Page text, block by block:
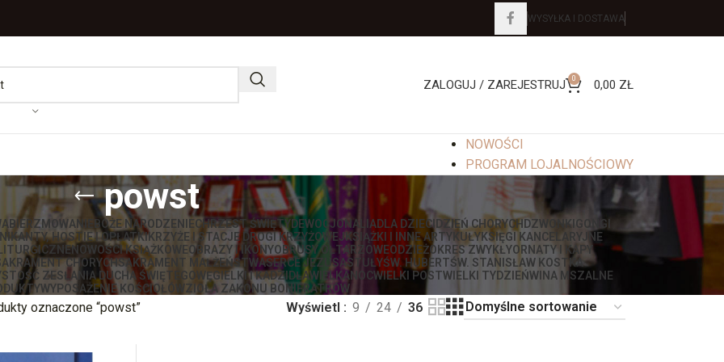
WYSYŁKA I DOSTAWA
ZALOGUJ / ZAREJESTRUJ 0 0,00 ZŁ
NOWOŚCI
PROGRAM LOJALNOŚCIOWY
powst
BIERZMOWANIE BOŻE NARODZENIECHRZEST ŚWIĘTYDEWOCJONALIADLA DZIECI DZIEŃ CHORYCH DZWONKI GONGI
HOSTIE I OPŁATKIKRZYŻE I STACJE DROGI KRZYŻOWEJKSIĄŻKI I INNE ARTYKUŁYKSIĘGI KANCELARYJNE
NOWOŚCI KSIĄŻKOWEOBRAZY I IKONYOBRUSY OŁTARZOWEODZIEŻOKRES ZWYKŁYORNATY I KAPY
CHORYCHSAKRAMENT MAŁŻEŃSTWASERCE JEZUSASTUŁYŚW. HUBERTŚW. STANISŁAW KOSTKA
ZESŁANIA DUCHA ŚWIĘTEGO WĘGIELKI I KADZIDŁAWIELKANOCWIELKI POSTWIELKI TYDZIEŃWINA MSZALNE
WYPOSAŻENIE KOŚCIOŁÓWZIOŁA ZAKONU BONIFRATRÓW
oznaczone “powst” Wyświetl 9 24 36